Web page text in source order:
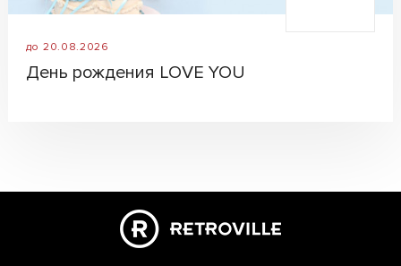
до 20.08.2026
День рождения LOVE YOU